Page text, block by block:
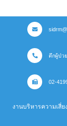
ตึกผู้ป่ว
02-
งานบริหารความเสี่